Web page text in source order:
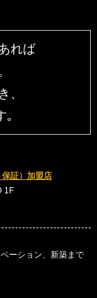
れば
、
｡
証）加盟店
1F
ーション、新築まで